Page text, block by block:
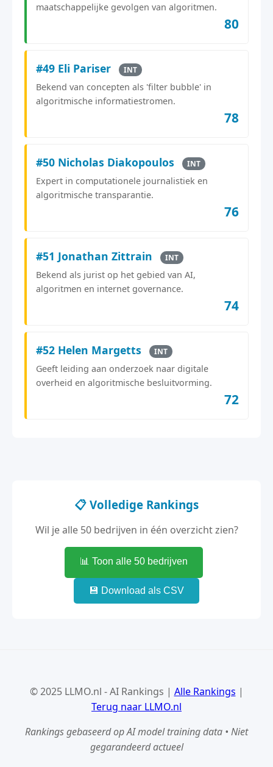
maatschappelijke gevolgen van algoritmen.
80
#49 Eli Pariser INT
Bekend van concepten als 'filter bubble' in
algoritmische informatiestromen.
78
#50 Nicholas Diakopoulos INT
Expert in computationele journalistiek en
algoritmische transparantie.
76
#51 Jonathan Zittrain INT
Bekend als jurist op het gebied van AI,
algoritmen en internet governance.
74
#52 Helen Margetts INT
Geeft leiding aan onderzoek naar digitale
overheid en algoritmische besluitvorming.
72
📋 Volledige Rankings
Wil je alle 50 bedrijven in één overzicht zien?
📊 Toon alle 50 bedrijven
💾 Download als CSV
© 2025 LLMO.nl - AI Rankings | Alle Rankings |
Terug naar LLMO.nl
Rankings gebaseerd op AI model training data • Niet
gegarandeerd actueel